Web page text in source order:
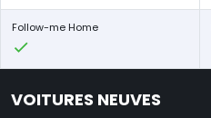
Follow-me Home
VOITURES NEUVES